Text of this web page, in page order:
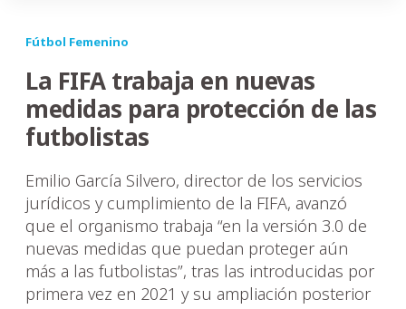
Fútbol Femenino
La FIFA trabaja en nuevas
medidas para protección de las
futbolistas
Emilio García Silvero, director de los servicios
jurídicos y cumplimiento de la FIFA, avanzó
que el organismo trabaja “en la versión 3.0 de
nuevas medidas que puedan proteger aún
más a las futbolistas”, tras las introducidas por
primera vez en 2021 y su ampliación posterior